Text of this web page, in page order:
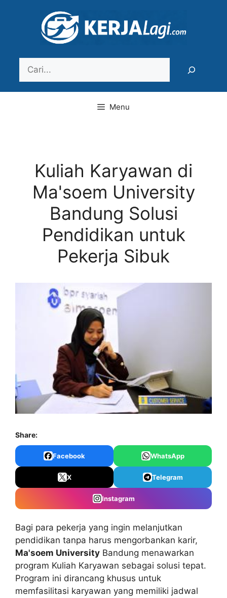
Menu
Kuliah Karyawan di
Ma'soem University
Bandung Solusi
Pendidikan untuk
Pekerja Sibuk
Share:
Facebook WhatsApp
X Telegram
Instagram
Bagi para pekerja yang ingin melanjutkan
pendidikan tanpa harus mengorbankan karir,
Ma'soem University Bandung menawarkan
program Kuliah Karyawan sebagai solusi tepat.
Program ini dirancang khusus untuk
memfasilitasi karyawan yang memiliki jadwal